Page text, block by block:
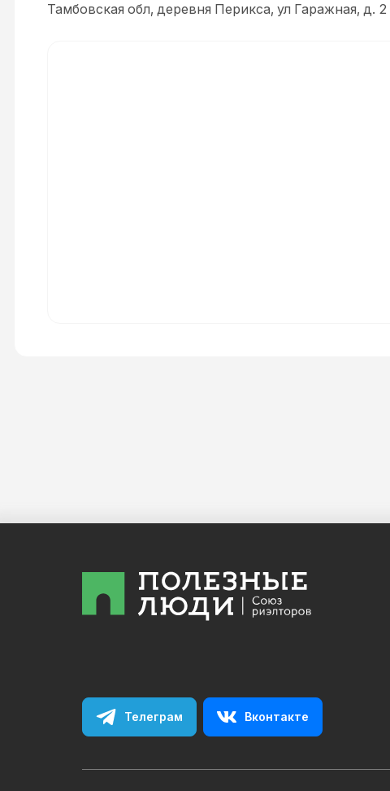
Тамбовская обл, деревня Перикса, ул Гаражная, д. 2
Телеграм Вконтакте